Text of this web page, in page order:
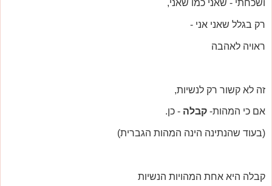
ושכחתי - שאני כמו שאני,
רק בגלל שאני אני -
ראויה לאהבה
זה לא קשור רק לנשיות,
אם כי המהות- קבלה - כן.
(בעוד שהנתינה הינה המהות הגברית)
קבלה היא אחת המהויות הנשיות